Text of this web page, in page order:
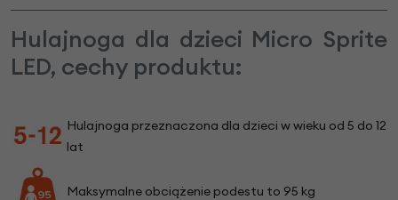
Hulajnoga dla dzieci Micro Sprite
LED, cechy produktu:
Hulajnoga przeznaczona dla dzieci w wieku od 5 do 12
lat
Maksymalne obciążenie podestu to 95 kg